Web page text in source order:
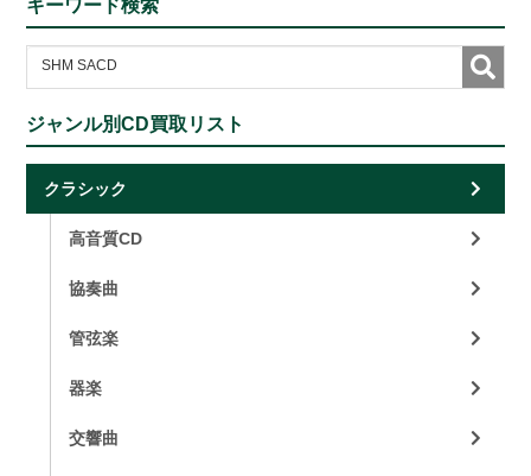
キーワード検索
ジャンル別CD買取リスト
クラシック
高音質CD
協奏曲
管弦楽
器楽
交響曲